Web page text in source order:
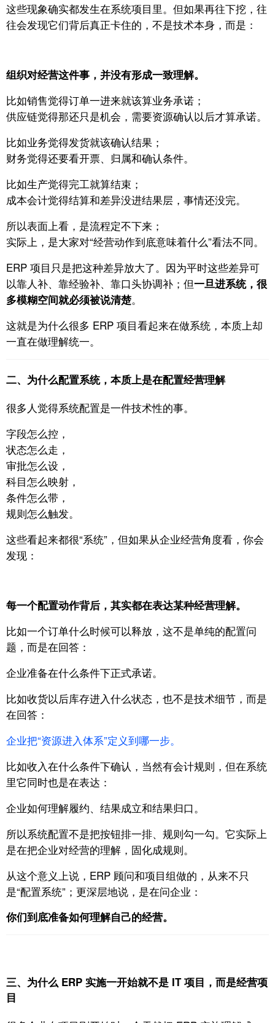
这些现象确实都发生在系统项目里。 但如果再往下挖，往
往会发现它们背后真正卡住的，不是技术本身， 而是：
组织对经营这件事，并没有形成一致理解。
比如销售觉得订单一进来就该算业务承诺；
供应链觉得那还只是机会，需要资源确认以后才算承诺。
比如业务觉得发货就该确认结果；
财务觉得还要看开票、归属和确认条件。
比如生产觉得完工就算结束；
成本会计觉得结算和差异没进结果层，事情还没完。
所以表面上看，是流程定不下来；
实际上，是大家对“经营动作到底意味着什么”看法不同。
ERP 项目只是把这种差异放大了。 因为平时这些差异可
以靠人补、靠经验补、靠口头协调补； 但一旦进系统，很
多模糊空间就必须被说清楚。
这就是为什么很多 ERP 项目看起来在做系统， 本质上却
一直在做理解统一。
二、为什么配置系统，本质上是在配置经营理解
很多人觉得系统配置是一件技术性的事。
字段怎么控，
状态怎么走，
审批怎么设，
科目怎么映射，
条件怎么带，
规则怎么触发。
这些看起来都很“系统”，但如果从企业经营角度看，你会
发现：
每一个配置动作背后，其实都在表达某种经营理解。
比如一个订单什么时候可以释放， 这不是单纯的配置问
题， 而是在回答：
企业准备在什么条件下正式承诺。
比如收货以后库存进入什么状态， 也不是技术细节， 而是
在回答：
企业把“资源进入体系”定义到哪一步。
比如收入在什么条件下确认， 当然有会计规则， 但在系统
里它同时也是在表达：
企业如何理解履约、结果成立和结果归口。
所以系统配置不是把按钮排一排、规则勾一勾。 它实际上
是在把企业对经营的理解，固化成规则。
从这个意义上说，ERP 顾问和项目组做的， 从来不只
是“配置系统”； 更深层地说，是在问企业：
你们到底准备如何理解自己的经营。
三、为什么 ERP 实施一开始就不是 IT 项目，而是经营项
目